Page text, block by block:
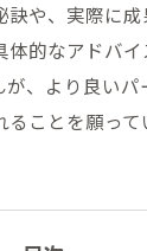
や、実際に
的なアドバ
が、より良い
ことを願って